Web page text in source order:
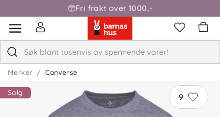
Fri frakt over 1000,-
Merker Converse
9
Salg